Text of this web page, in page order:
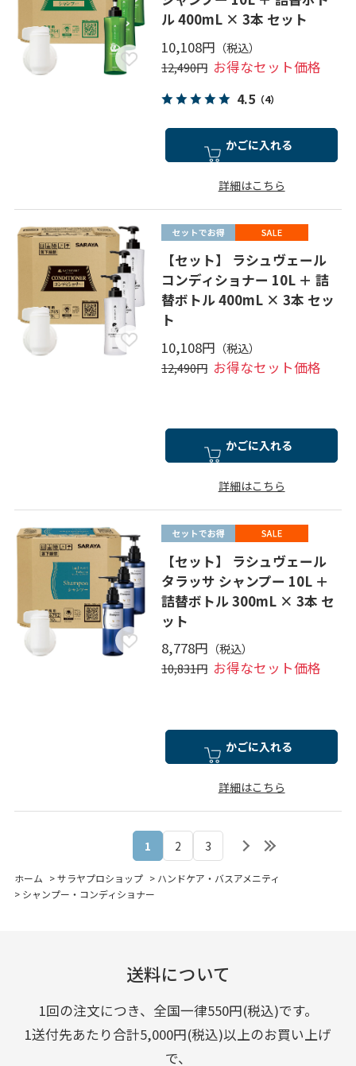
ル 400mL × 3本 セット
10,108円
12,490円 お得なセット価格
4.5 （4）
かごに入れる
詳細はこちら
【セット】 ラシュヴェール
コンディショナー 10L ＋ 詰
替ボトル 400mL × 3本 セッ
ト
10,108円
12,490円 お得なセット価格
かごに入れる
詳細はこちら
【セット】 ラシュヴェール
タラッサ シャンプー 10L ＋
詰替ボトル 300mL × 3本 セ
ット
8,778円
10,831円 お得なセット価格
かごに入れる
詳細はこちら
1 2 3
ホーム >サラヤプロショップ > ハンドケア・バスアメニティ
> シャンプー・コンディショナー
送料について
1回の注文につき、全国一律550円(税込)です。
1送付先あたり合計5,000円(税込)以上のお買い上げ
で、